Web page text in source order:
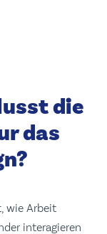
die
das
wie Arbeit
interagieren